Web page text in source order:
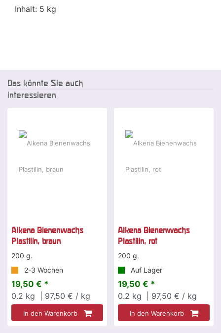
Inhalt: 5 kg
Das könnte Sie auch
interessieren
Alkena Bienenwachs
Plastilin, braun
200 g.
2-3 Wochen
19,50 € *
0.2 kg | 97,50 € / kg
In den Warenkorb
Alkena Bienenwachs
Plastilin, rot
200 g.
Auf Lager
19,50 € *
0.2 kg | 97,50 € / kg
In den Warenkorb